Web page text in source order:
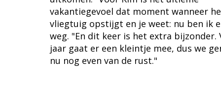
vakantiegevoel dat moment wanneer
vliegtuig opstijgt en je weet: nu ben ik
weg. "En dit keer is het extra bijzonder.
jaar gaat er een kleintje mee, dus we
nu nog even van de rust."